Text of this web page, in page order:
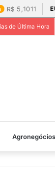
5,1011
de Última Hora
Agronegócios